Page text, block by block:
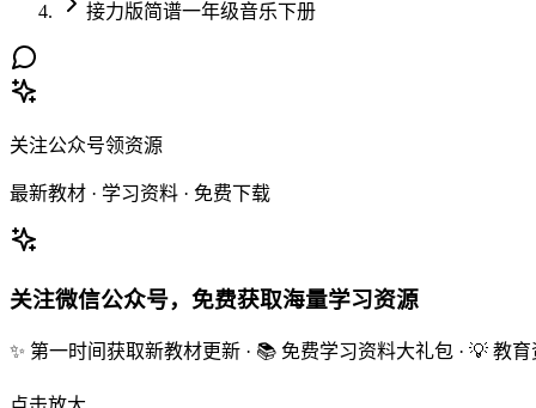
接力版简谱一年级音乐下册
关注公众号领资源
最新教材 · 学习资料 · 免费下载
关注微信公众号，免费获取海量学习资源
✨ 第一时间获取新教材更新 · 📚 免费学习资料大礼包 · 💡 教